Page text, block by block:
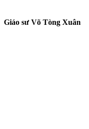
Giáo sư Võ Tòng Xuân